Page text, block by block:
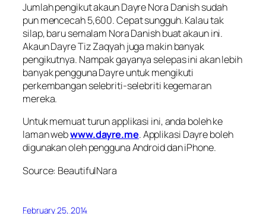
Jumlah pengikut akaun Dayre Nora Danish sudah
pun mencecah 5,600. Cepat sungguh. Kalau tak
silap, baru semalam Nora Danish buat akaun ini.
Akaun Dayre Tiz Zaqyah juga makin banyak
pengikutnya. Nampak gayanya selepas ini akan lebih
banyak pengguna Dayre untuk mengikuti
perkembangan selebriti-selebriti kegemaran
mereka.
Untuk memuat turun applikasi ini, anda boleh ke
laman webwww.dayre.me. Applikasi Dayre boleh
digunakan oleh pengguna Android dan iPhone.
Source: BeautifulNara
February 25, 2014